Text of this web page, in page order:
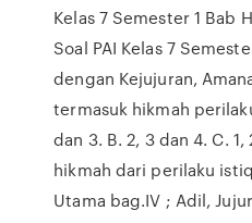
Kelas 7 Semester 1 Bab
Soal PAI Kelas 7
dengan Kejujuran,
termasuk hikmah
dan 3. B. 2, 3 dan 4. C.
hikmah dari perilaku
Utama bag.IV ; Adil,